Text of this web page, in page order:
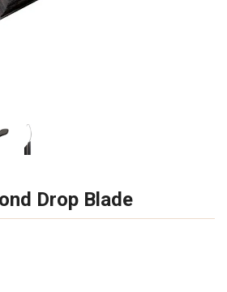
Drop Blade